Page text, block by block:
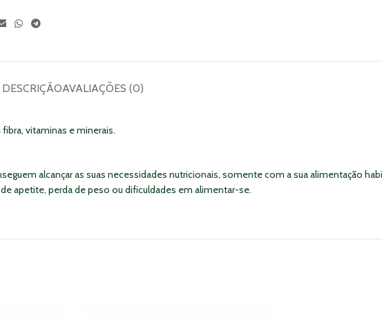
DESCRIÇÃOAVALIAÇÕES (0)
vitaminas e minerais.
alcançar as suas necessidades nutricionais, somente com a sua alimentação
apetite, perda de peso ou dificuldades em alimentar-se.